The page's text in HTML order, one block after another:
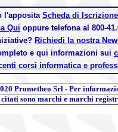
l'apposita Scheda di Iscrizione
Qui oppure telefona al 800-
Richiedi la nostra
e qui informazioni sui
corsi informatica e
Prometheo Srl - Per
sono marchi e marchi